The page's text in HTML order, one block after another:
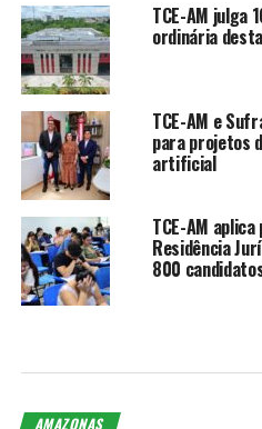
TCE-AM julga
ordinária
TCE-AM e
para projetos
artificial
TCE-AM
Residência
800
AMAZONAS